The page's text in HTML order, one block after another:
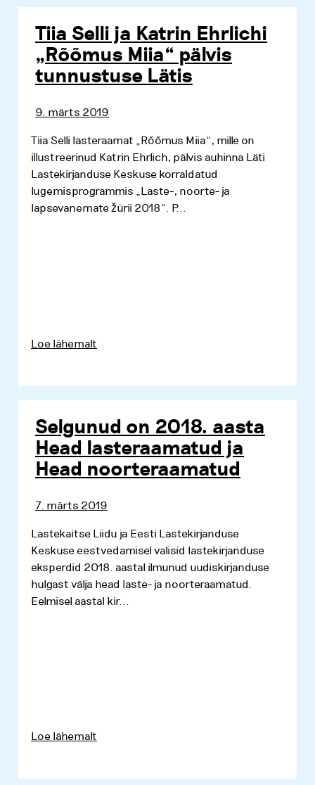
Tiia Selli ja Katrin Ehrlichi
„Rõõmus Miia“ pälvis
tunnustuse Lätis
9. märts 2019
Tiia Selli lasteraamat „Rõõmus Miia“, mille on
illustreerinud Katrin Ehrlich, pälvis auhinna Läti
Lastekirjanduse Keskuse korraldatud
lugemisprogrammis „Laste-, noorte- ja
lapsevanemate žürii 2018“. P...
Loe lähemalt
Selgunud on 2018. aasta
Head lasteraamatud ja
Head noorteraamatud
7. märts 2019
Lastekaitse Liidu ja Eesti Lastekirjanduse
Keskuse eestvedamisel valisid lastekirjanduse
eksperdid 2018. aastal ilmunud uudiskirjanduse
hulgast välja head laste- ja noorteraamatud.
Eelmisel aastal kir...
Loe lähemalt